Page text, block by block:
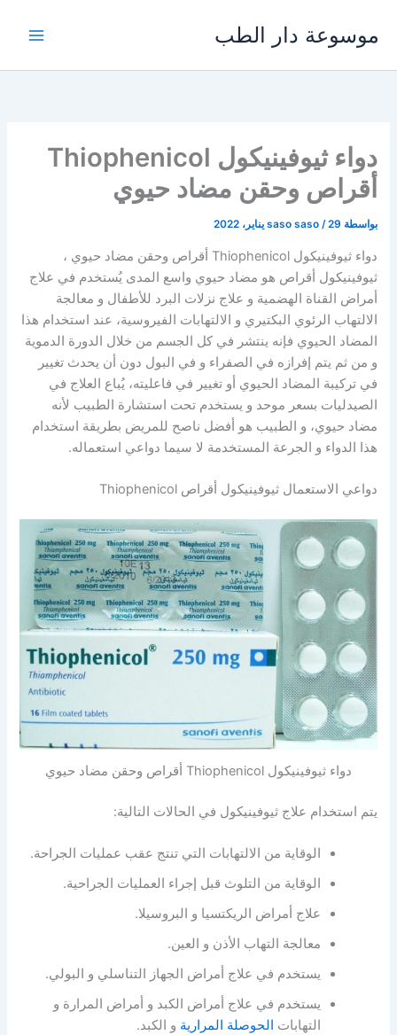
المحتوى
موسوعة دار الطب
دواء ثيوفينيكول Thiophenicol
أقراص وحقن مضاد حيوي
بواسطة saso saso /29 يناير، 2022
دواء ثيوفينيكول Thiophenicol أقراص وحقن مضاد حيوي ،
ثيوفينيكول أقراص هو مضاد حيوي واسع المدى يُستخدم في علاج
أمراض القناة الهضمية و علاج نزلات البرد للأطفال و معالجة
الالتهاب الرئوي البكتيري و الالتهابات الفيروسية، عند استخدام هذا
المضاد الحيوي فإنه ينتشر في كل الجسم من خلال الدورة الدموية
و من ثم يتم إفرازه في الصفراء و في البول دون أن يحدث تغيير
في تركيبة المضاد الحيوي أو تغيير في فاعليته، يُباع العلاج في
الصيدليات بسعر موحد و يستخدم تحت استشارة الطبيب لأنه
مضاد حيوي، و الطبيب هو أفضل ناصح للمريض بطريقة استخدام
هذا الدواء و الجرعة المستخدمة لا سيما دواعي استعماله.
دواعي الاستعمال ثيوفينيكول أقراص Thiophenicol
دواء ثيوفينيكول Thiophenicol أقراص وحقن مضاد حيوي
يتم استخدام علاج ثيوفينيكول في الحالات التالية:
الوقاية من الالتهابات التي تنتج عقب عمليات الجراحة.
الوقاية من التلوث قبل إجراء العمليات الجراحية.
علاج أمراض الريكتسيا و البروسيلا.
معالجة التهاب الأذن و العين.
يستخدم في علاج أمراض الجهاز التناسلي و البولي.
يستخدم في علاج أمراض الكبد و أمراض المرارة و
التهابات الحوصلة المرارية و الكبد.